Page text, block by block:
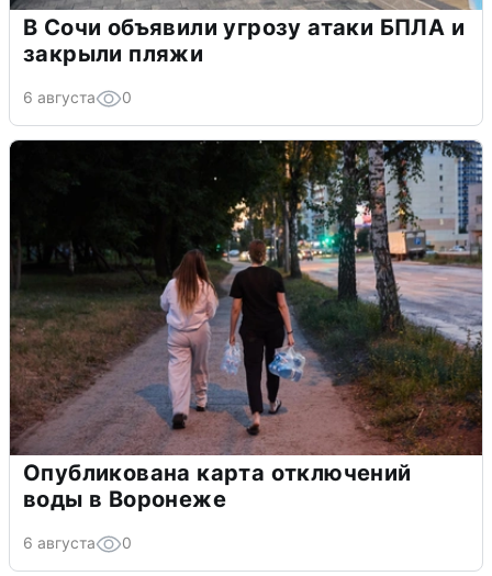
В Сочи объявили угрозу атаки БПЛА и
закрыли пляжи
6 августа 0
Опубликована карта отключений
воды в Воронеже
6 августа 0